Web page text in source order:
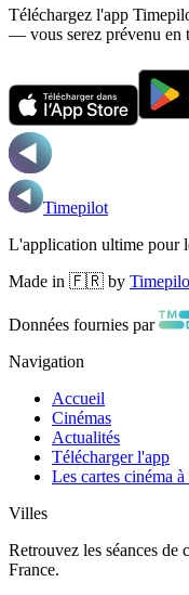
Téléchargez l'app
— vous serez prévenu en
Timepilot
L'application ultime pour
Made in 🇫🇷 by
Données fournies par
Navigation
Accueil
Cinémas
Actualités
Télécharger l'app
Les cartes cinéma à
Villes
Retrouvez les séances de
France.